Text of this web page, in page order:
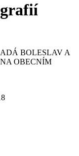
BOLESLAV A
OBECNÍM